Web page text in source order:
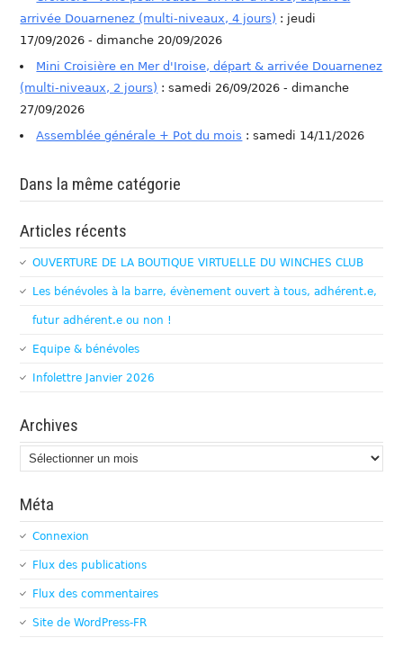
arrivée Douarnenez (multi-niveaux, 4 jours) : jeudi
17/09/2026 - dimanche 20/09/2026
Mini Croisière en Mer d'Iroise, départ & arrivée Douarnenez
(multi-niveaux, 2 jours) : samedi 26/09/2026 - dimanche
27/09/2026
Assemblée générale + Pot du mois : samedi 14/11/2026
Dans la même catégorie
Articles récents
OUVERTURE DE LA BOUTIQUE VIRTUELLE DU WINCHES CLUB
Les bénévoles à la barre, évènement ouvert à tous, adhérent.e,
futur adhérent.e ou non !
Equipe & bénévoles
Infolettre Janvier 2026
Archives
Archives
Méta
Connexion
Flux des publications
Flux des commentaires
Site de WordPress-FR